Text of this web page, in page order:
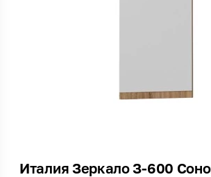
Италия Зеркало З-600